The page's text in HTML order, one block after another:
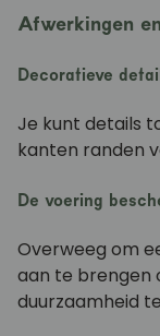
Afwerkingen
Decoratieve
Je kunt details
kanten randen
De voering
Overweeg om
aan te brengen
duurzaamheid